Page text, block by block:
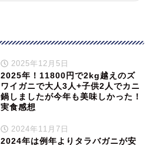
2025年12月5日
2025年！11800円で2kg越えのズ
ワイガニで大人3人+子供2人でカニ
鍋しましたが今年も美味しかった！
実食感想
2024年11月7日
2024年は例年よりタラバガニが安